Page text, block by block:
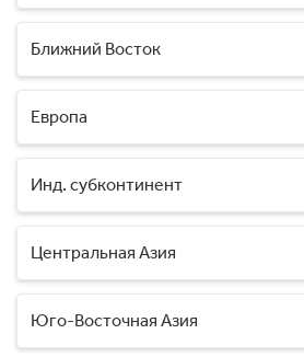
Ближний Восток
Европа
Инд. субконтинент
Центральная Азия
Юго-Восточная Азия